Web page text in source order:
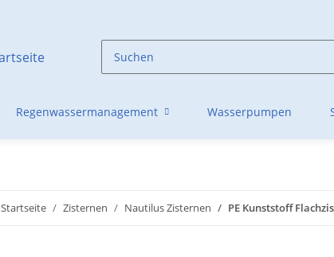
Regenwassermanagement Wasserpumpen
Startseite Zisternen Nautilus Zisternen PE Kunststoff